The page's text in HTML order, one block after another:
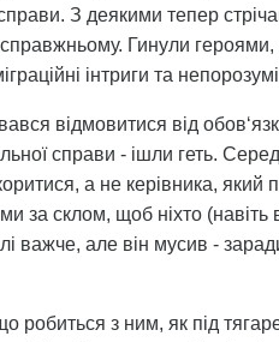
З деякими тепер
Гинули героями,
інтриги та
відмовитися від
справи - ішли геть.
а не керівника, який
за склом, щоб ніхто (навіть
важче, але він мусив -
робиться з ним, як під